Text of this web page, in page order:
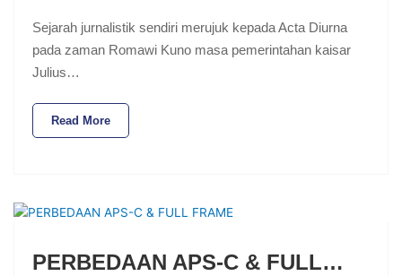
Sejarah jurnalistik sendiri merujuk kepada Acta Diurna
pada zaman Romawi Kuno masa pemerintahan kaisar
Julius…
Read More
PERBEDAAN APS-C & FULL…